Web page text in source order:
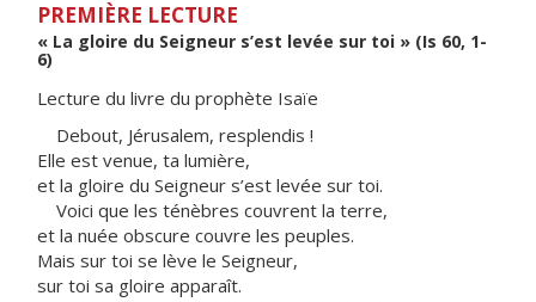
PREMIÈRE LECTURE
« La gloire du Seigneur s’est levée sur toi » (Is 60, 1-
6)
Lecture du livre du prophète Isaïe
Debout, Jérusalem, resplendis !
Elle est venue, ta lumière,
et la gloire du Seigneur s’est levée sur toi.
Voici que les ténèbres couvrent la terre,
et la nuée obscure couvre les peuples.
Mais sur toi se lève le Seigneur,
sur toi sa gloire apparaît.